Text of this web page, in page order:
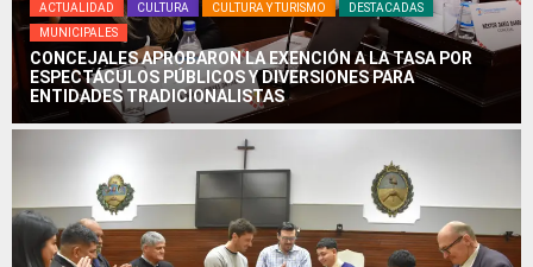
ACTUALIDAD CULTURA CULTURA Y TURISMO
DESTACADAS
MUNICIPALES
CONCEJALES APROBARON LA EXENCIÓN A LA TASA POR
ESPECTÁCULOS PÚBLICOS Y DIVERSIONES PARA
ENTIDADES TRADICIONALISTAS